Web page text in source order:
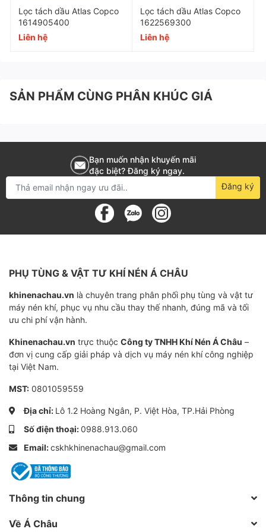
Xuất xứ
Trung Quốc
Lọc tách dầu Oil separator
Đường kính vành
170 mm
Lưu lượng
5.5 m³/phút
Dầu chứa trong nén dưới
3 ppm
Lớp vỏ
Nhôm
Sợi thủy tinh mỏng
Hàm lượng dầu
1-3 ppm
Hiệu suất lọc
99.999%
Tuổi thọ
4000 – 8000 giờ
Lọc tách dầu Atlas Copco
1614905400
Liên hệ
Lọc tách dầu Atlas Copco
1622569300
Liên hệ
SẢN PHẨM CÙNG PHÂN KHÚC GIÁ
Bạn muốn nhận khuyến mãi
đặc biệt? Đăng ký ngay.
Đăng ký
PHỤ TÙNG & VẬT TƯ KHÍ NÉN Á CHÂU
khinenachau.vn là chuyên trang phân phối phụ tùng và vật tư
máy nén khí, phục vụ nhu cầu thay thế nhanh, đúng mã và tối
ưu chi phí vận hành.
Khinenachau.vn trực thuộc Công ty TNHH Khí Nén Á Châu –
đơn vị cung cấp giải pháp và dịch vụ máy nén khí công nghiệp
tại Việt Nam.
MST: 0801059559
Địa chỉ: Lô 1.2 Hoàng Ngân, P. Việt Hòa, TP.Hải Phòng
Số điện thoại:0988.913.060
Email:cskhkhinenachau@gmail.com
Thông tin chung
Về Á Châu